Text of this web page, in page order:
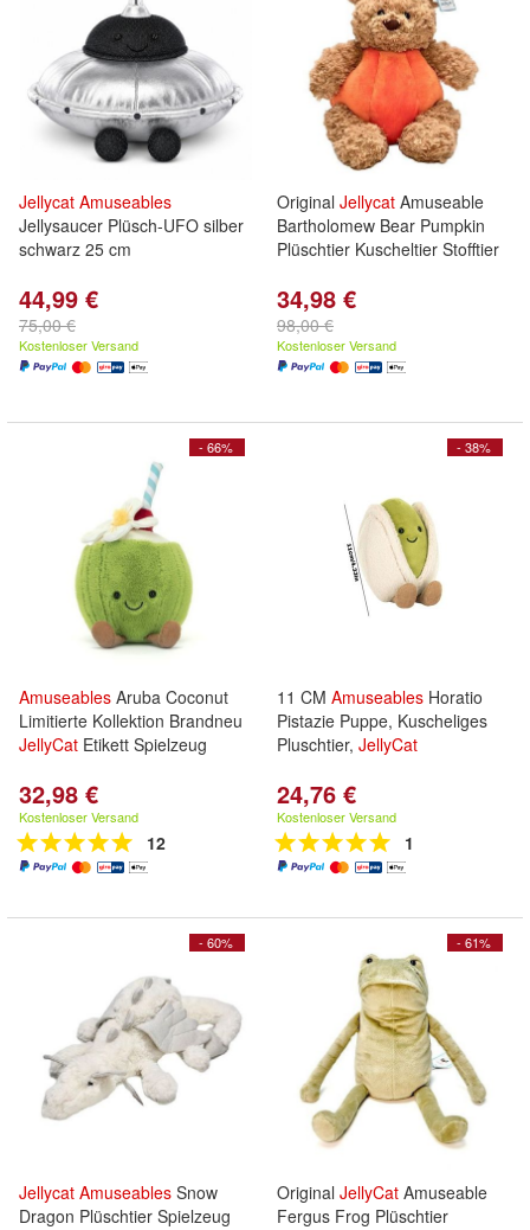
Jellycat Amuseables
Jellysaucer Plüsch-UFO silber
schwarz 25 cm
44,99 €
75,00 €
Kostenloser Versand
Original Jellycat Amuseable
Bartholomew Bear Pumpkin
Plüschtier Kuscheltier Stofftier
34,98 €
98,00 €
Kostenloser Versand
- 66%
Amuseables Aruba Coconut
Limitierte Kollektion Brandneu
JellyCat Etikett Spielzeug
32,98 €
Kostenloser Versand
12
- 38%
11 CM Amuseables Horatio
Pistazie Puppe, Kuscheliges
Pluschtier, JellyCat
24,76 €
Kostenloser Versand
1
- 60%
Jellycat Amuseables Snow
Dragon Plüschtier Spielzeug
- 61%
Original JellyCat Amuseable
Fergus Frog Plüschtier